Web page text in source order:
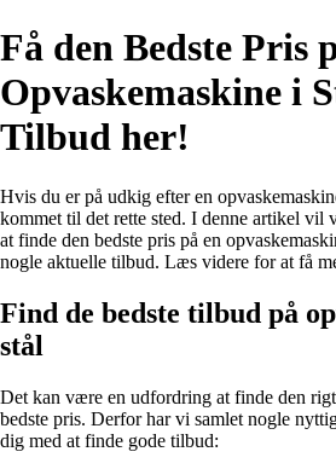
Få den Bedste Pris
Opvaskemaskine i
Tilbud her!
Hvis du er på udkig efter en
kommet til det rette sted. I denne artikel vil
at finde den bedste pris på en
nogle aktuelle tilbud. Læs videre for at få
Find de bedste tilbud på
stål
Det kan være en udfordring at finde den
bedste pris. Derfor har vi samlet nogle
dig med at finde gode tilbud: